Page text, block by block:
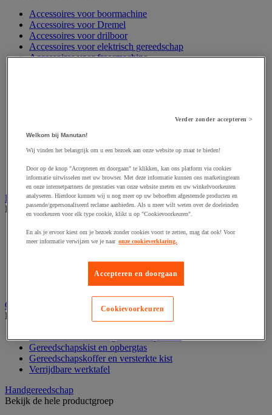
Accessoires voor boormachine
Accessoires voor Dremel
Accessoires voor drilboor
Accessoires voor elektrisch gereedschap
Accessoires voor freesmachine
Accessoires voor slijpmachine
Accessoires voor snij-schuurmachine
Accessoires voor spijkermachine
Accessoires voor zaag
Elektrische toebehoren en verlichting
Bekijk de hele productgroep
Accessoires voor elektrisch schakelpaneel
Batterij, oplader en kabel
Elektrische uitrusting
Verlengsnoer, stekkerdoos en kapelhaspel
Wandcontactdoos en schakelaar
Gereedschap opbergen
Bekijk de hele productgroep
Gereedschapskist en opbergtas
Gereedschapskoffer en versterkte kist
Verrijdbare werktafel
Handgereedschap
Bekijk de hele productgroep
Verder zonder accepteren >
Welkom bij Manutan!
Wij vinden het belangrijk om u een bezoek aan onze website op maat te bieden!
Door op de knop "Accepteren en doorgaan" te klikken, kan ons platform via cookies
informatie uitwisselen met uw browser. Met deze informatie kunnen ons marketingteam
en onze internetpartners de prestaties van onze website meten en uw winkelvoorkeuren
analyseren. Hierdoor kunnen wij u nog meer op uw behoeften afgestemde producten en
passende/gepersonaliseerd reclame aanbieden. Als u meer wilt weten over de doeleinden
en voorkeuren voor elk type cookie, klikt u op "Cookievoorkeuren".
En als je ervoor kiest om je bezoek zonder cookies voort te zetten, mag dat ook! Voor
meer informatie verwijzen we je naar onze cookieverklaring.
Accepteren en doorgaan
Cookievoorkeuren